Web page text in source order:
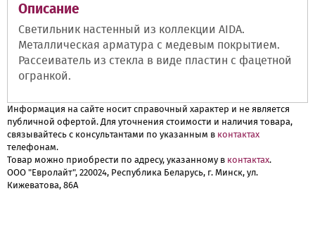
Описание
Светильник настенный из коллекции AIDA.
Металлическая арматура с медевым покрытием.
Рассеиватель из стекла в виде пластин с фацетной
огранкой.
Информация на сайте носит справочный характер и не является
публичной офертой. Для уточнения стоимости и наличия товара,
связывайтесь с консультантами по указанным в контактах
телефонам.
Товар можно приобрести по адресу, указанному в контактах.
ООО "Евролайт", 220024, Республика Беларусь, г. Минск, ул.
Кижеватова, 86А